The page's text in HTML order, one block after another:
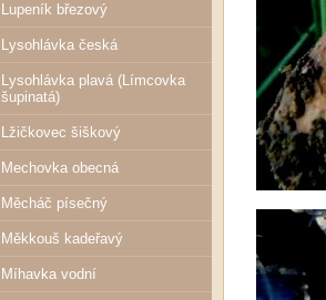
Lupeník březový
Lysohlávka česká
Lysohlávka plavá (Límcovka
šupinatá)
Lžičkovec šiškový
Mechovka obecná
Měcháč písečný
Měkkouš kadeřavý
Míhavka vodní